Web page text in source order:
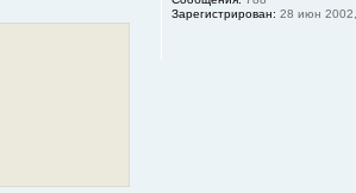
Зарегистрирован: 28 июн